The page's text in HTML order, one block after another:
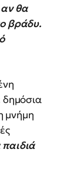
θα
βράδυ.
δημόσια
μνήμη